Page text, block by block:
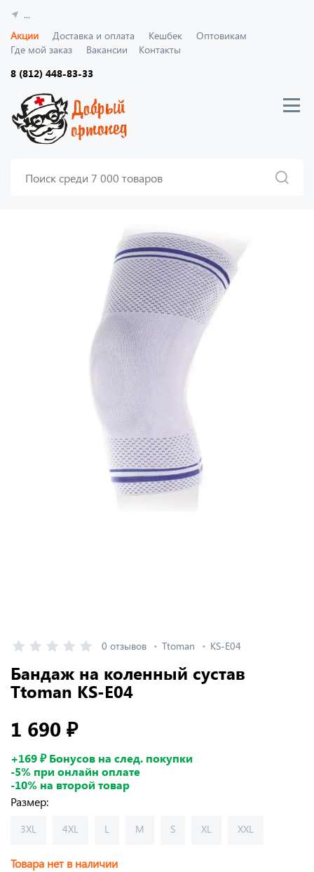
...
Акции
Доставка и оплата Кешбек
Оптовикам
Где мой заказ
Вакансии
Контакты
8 (812) 448-83-33
0 отзывов Ttoman KS-E04
Бандаж на коленный сустав
Ttoman KS-E04
1 690 ₽
+169 ₽ Бонусов на след. покупки
-5% при онлайн оплате
-10% на второй товар
Размер:
3XL 4XL L M S XL XXL
Товара нет в наличии